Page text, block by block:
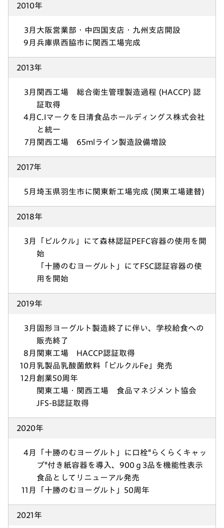
2010年
3月 大阪営業部・中四国支店・九州支店開設
9月 兵庫県西脇市に関西工場完成
2013年
3月 関西工場 総合衛生管理製造過程 (HACCP) 認
証取得
4月C.Iマークを日清食品ホールディングス株式会社
と統一
7月 関西工場 65mlライン製造設備増設
2017年
5月 埼玉県羽生市に関東新工場完成 (関東工場建替)
2018年
3月
「ピルクル」にて森林認証PEFC容器の使用を開
始
「十勝のむヨーグルト」にてFSC認証容器の使
用を開始
2019年
3月 固形ヨーグルト製造終了に伴い、学校給食への
販売終了
8月 関東工場 HACCP認証取得
10月 乳製品乳酸菌飲料「ピルクルFe」発売
12月 創業50周年
関東工場・関西工場 食品マネジメント協会
JFS-B認証取得
2020年
4月
「十勝のむヨーグルト」に口栓"らくらくキャッ
プ"付き紙容器を導入、900ｇ3品を機能性表示
食品としてリニューアル発売
11月
「十勝のむヨーグルト」50周年
2021年